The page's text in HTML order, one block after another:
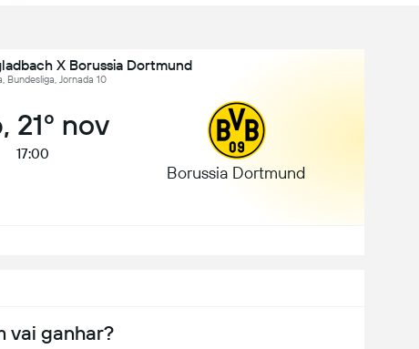
X Borussia Dortmund
Bundesliga, Jornada 10
21º nov
17:00
Borussia Dortmund
vai ganhar?